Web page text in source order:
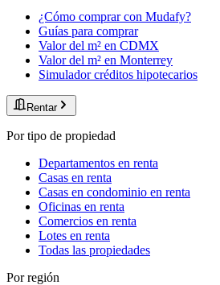
¿Cómo comprar con Mudafy?
Guías para comprar
Valor del m² en CDMX
Valor del m² en Monterrey
Simulador créditos hipotecarios
Rentar
Por tipo de propiedad
Departamentos en renta
Casas en renta
Casas en condominio en renta
Oficinas en renta
Comercios en renta
Lotes en renta
Todas las propiedades
Por región